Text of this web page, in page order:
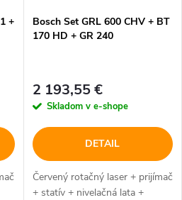
+
Bosch Set GRL 600 CHV + BT
170 HD + GR 240
2 193,55 €
Skladom v e-shope
DETAIL
Červený rotačný laser + prijímač
+ statív + nivelačná lata +